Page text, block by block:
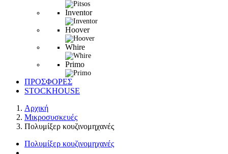
Inventor
Hoover
Whire
Primo
ΠΡΟΣΦΟΡΕΣ
STOCKHOUSE
Αρχική
Μικροσυσκευές
Πολυμίξερ κουζινομηχανές
Πολυμίξερ κουζινομηχανές